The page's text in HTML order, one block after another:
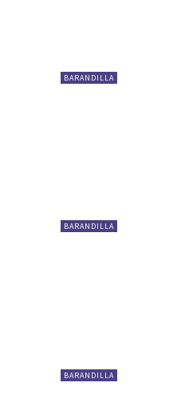
BARANDILLA
BARANDILLA
BARANDILLA